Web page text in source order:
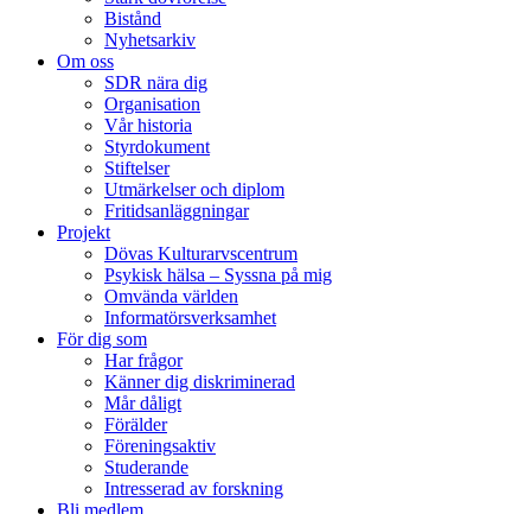
Bistånd
Nyhetsarkiv
Om oss
SDR nära dig
Organisation
Vår historia
Styrdokument
Stiftelser
Utmärkelser och diplom
Fritidsanläggningar
Projekt
Dövas Kulturarvscentrum
Psykisk hälsa – Syssna på mig
Omvända världen
Informatörsverksamhet
För dig som
Har frågor
Känner dig diskriminerad
Mår dåligt
Förälder
Föreningsaktiv
Studerande
Intresserad av forskning
Bli medlem